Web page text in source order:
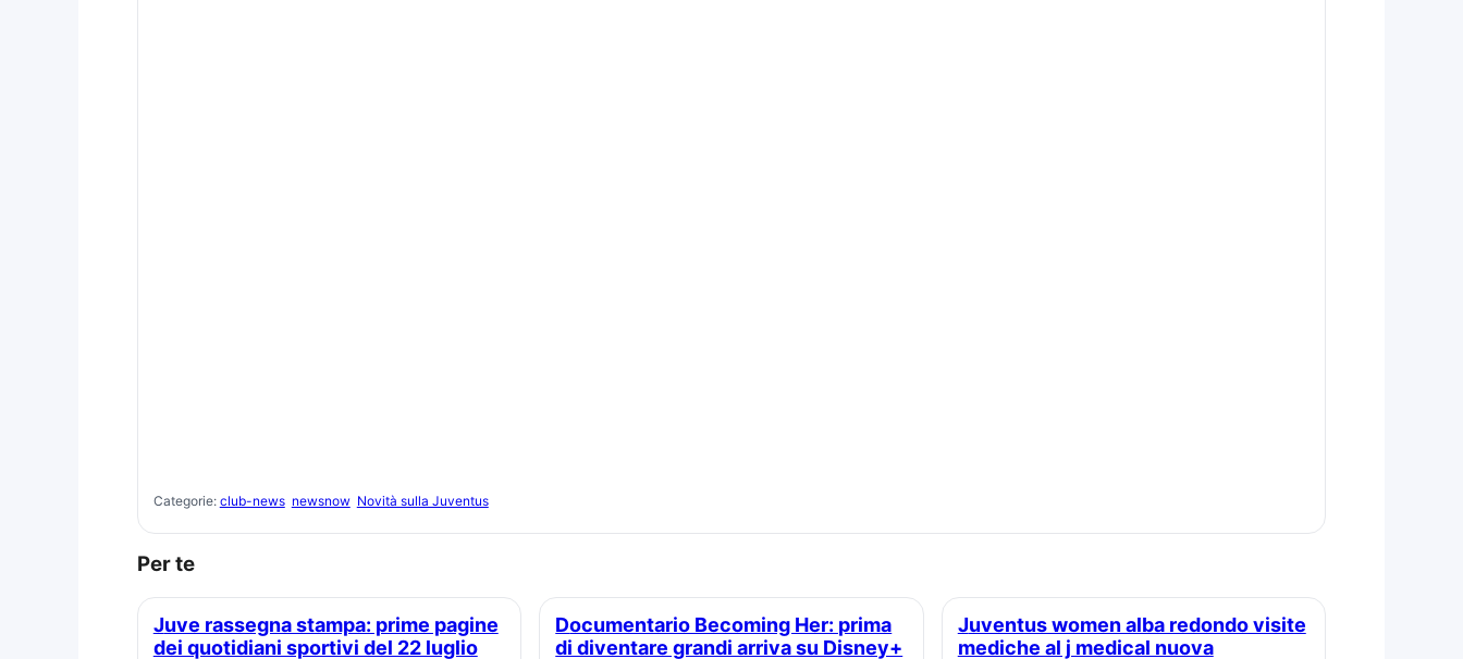
Categorie: club-news newsnow Novità sulla Juventus
Per te
Juve rassegna stampa: prime pagine
dei quotidiani sportivi del 22 luglio
Documentario Becoming Her: prima
di diventare grandi arriva su Disney+
Juventus women alba redondo visite
mediche al j medical nuova